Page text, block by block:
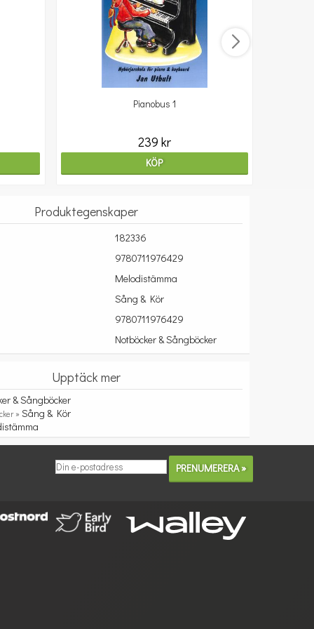
Pianobus 1
239 kr
KÖP
Produktegenskaper
182336
9780711976429
Melodistämma
Sång & Kör
9780711976429
Notböcker & Sångböcker
Upptäck mer
& Sångböcker
»Sång & Kör